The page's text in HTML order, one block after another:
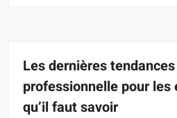
Les dernières
professionnelle pour les
qu’il faut savoir